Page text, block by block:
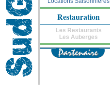
Restauration
Les Restaurants
Les Auberges